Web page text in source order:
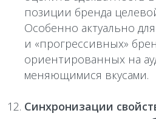
позиции бренда
Особенно актуально
и «прогрессивных»
ориентированных на
меняющимися вкусами.
Синхронизации